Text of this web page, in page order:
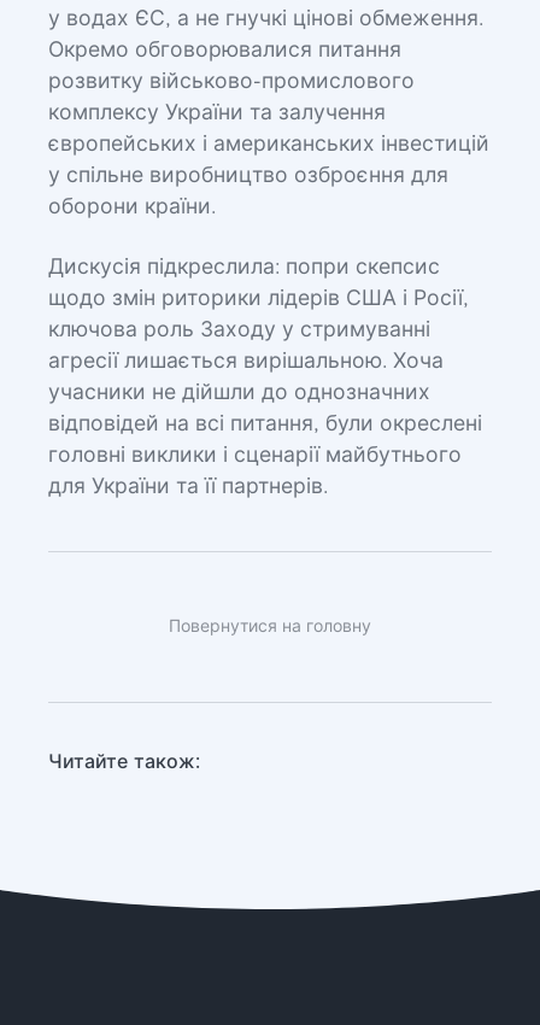
у водах ЄС, а не гнучкі цінові обмеження.
Окремо обговорювалися питання
розвитку військово-промислового
комплексу України та залучення
європейських і американських інвестицій
у спільне виробництво озброєння для
оборони країни.
Дискусія підкреслила: попри скепсис
щодо змін риторики лідерів США і Росії,
ключова роль Заходу у стримуванні
агресії лишається вирішальною. Хоча
учасники не дійшли до однозначних
відповідей на всі питання, були окреслені
головні виклики і сценарії майбутнього
для України та її партнерів.
Повернутися на головну
Читайте також: